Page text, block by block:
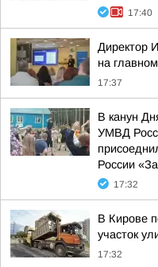
17:40
Директор
на
17:37
В канун
УМВД
России
17:32
В Кирове
участок
17:32